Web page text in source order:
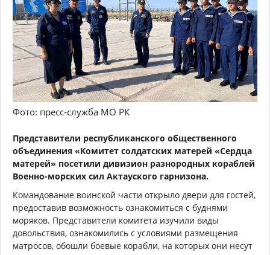
Фото: пресс-служба МО РК
Представители республиканского общественного
объединения «Комитет солдатских матерей «Сердца
матерей» посетили дивизион разнородных кораблей
Военно-морских сил Актауского гарнизона.
Командование воинской части открыло двери для гостей,
предоставив возможность ознакомиться с буднями
моряков. Представители комитета изучили виды
довольствия, ознакомились с условиями размещения
матросов, обошли боевые корабли, на которых они несут